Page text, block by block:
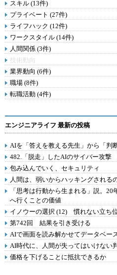
スキル (13件)
プライベート (27件)
ライフハック (12件)
ワークスタイル (14件)
人間関係 (3件)
技術動向
業界動向 (6件)
職場 (8件)
転職活動 (4件)
エンジニアライフ 最新の投稿
AIを「答えを教える先生」から「判
482.「脱走」したAIのサイバー攻撃
包み込んでいく、セキュリティ
人間は、弱いからハッキングされる
「思考は行動から生まれる」説。
へ行くことの価値
イノウーの選択 (12) 慣れない立ち
第742回 結果を引き受ける
AIで画面を読み解かせてデータベー
AI時代に、人間が失ってはいけない
価格を下げることに抵抗できるか